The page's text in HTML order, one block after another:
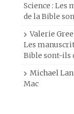
Science : Les
de la Bible
Valerie
Les
Bible sont-ils
Michael
Mac